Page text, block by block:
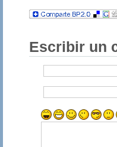
Escribir un